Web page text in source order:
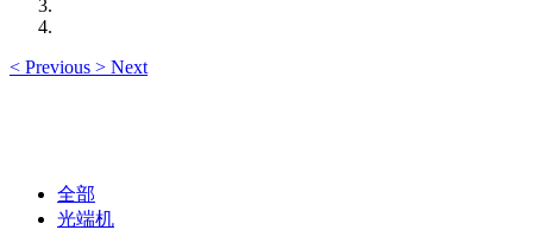
< Previous > Next
全部
光端机